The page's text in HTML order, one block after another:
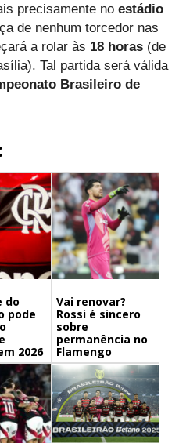
precisamente no estádio
de nenhum torcedor nas
a rolar às 18 horas (de
Tal partida será válida
Brasileiro de
do
pode
2026
Vai renovar?
Rossi é sincero
sobre
permanência no
Flamengo